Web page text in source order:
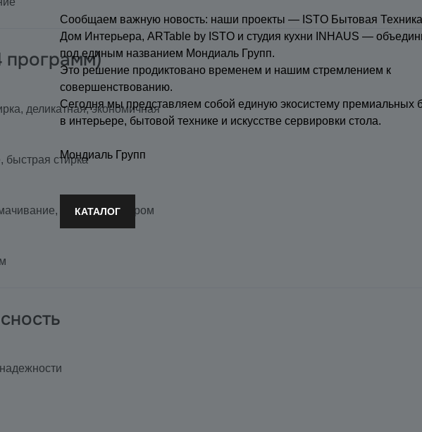
программ)
деликатная, экономичная
быстрая стирка
освежение паром
Сообщаем важную новость: наши проекты — ISTO Бытовая
Дом Интерьера, ARTable by ISTO и студия кухни INHAUS —
под единым названием Мондиаль Групп.
Это решение продиктовано временем и нашим стремлением к
совершенствованию.
Сегодня мы представляем собой единую экосистему премиальных
в интерьере, бытовой технике и искусстве сервировки стола.
Мондиаль Групп
КАТАЛОГ